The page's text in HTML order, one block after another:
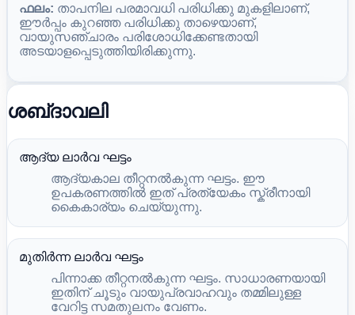
ഫലം: താപനില പരമാവധി പരിധിക്കു മുകളിലാണ്,
ഈർപ്പം കുറഞ്ഞ പരിധിക്കു താഴെയാണ്,
വായുസഞ്ചാരം പരിശോധിക്കേണ്ടതായി
അടയാളപ്പെടുത്തിയിരിക്കുന്നു.
ശബ്‌ദാവലി
ആദ്യ ലാർവ ഘട്ടം
ആദ്യകാല തീറ്റനൽകുന്ന ഘട്ടം. ഈ
ഉപകരണത്തിൽ ഇത് പ്രത്യേകം സ്ക്രീനായി
കൈകാര്യം ചെയ്യുന്നു.
മുതിർന്ന ലാർവ ഘട്ടം
പിന്നാക്ക തീറ്റനൽകുന്ന ഘട്ടം. സാധാരണയായി
ഇതിന് ചൂടും വായുപ്രവാഹവും തമ്മിലുള്ള
വേറിട്ട സമതുലനം വേണം.